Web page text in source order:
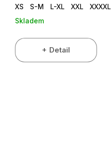
XS S-M L-XL XXL
XXXXL
Skladem
Detail